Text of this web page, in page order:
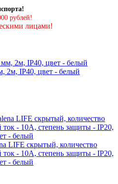
рублей!
лицами!
2м, IP40, цвет - белый
LIFE скрытый, количество
- 10А, степень защиты - IP20,
- белый